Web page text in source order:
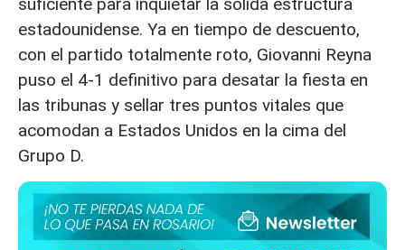
estadounidense. Ya en tiempo de descuento,
con el partido totalmente roto, Giovanni Reyna
puso el 4-1 definitivo para desatar la fiesta en
las tribunas y sellar tres puntos vitales que
acomodan a Estados Unidos en la cima del
Grupo D.